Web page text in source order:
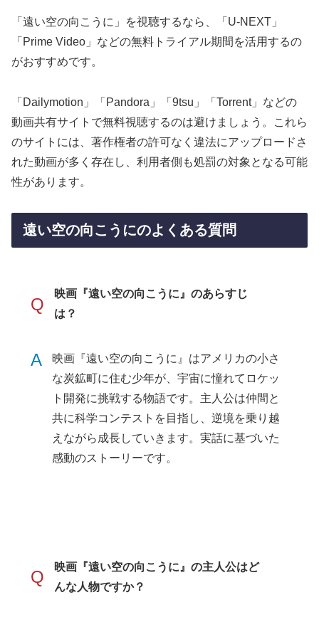
「遠い空の向こうに」を視聴するなら、「U-NEXT」
「Prime Video」などの無料トライアル期間を活用するの
がおすすめです。
「Dailymotion」「Pandora」「9tsu」「Torrent」などの
動画共有サイトで無料視聴するのは避けましょう。これら
のサイトには、著作権者の許可なく違法にアップロードさ
れた動画が多く存在し、利用者側も処罰の対象となる可能
性があります。
遠い空の向こうにのよくある質問
Q
映画『遠い空の向こうに』のあらすじ
は？
A
映画『遠い空の向こうに』はアメリカの小さ
な炭鉱町に住む少年が、宇宙に憧れてロケッ
ト開発に挑戦する物語です。主人公は仲間と
共に科学コンテストを目指し、逆境を乗り越
えながら成長していきます。実話に基づいた
感動のストーリーです。
Q
映画『遠い空の向こうに』の主人公はど
んな人物ですか？